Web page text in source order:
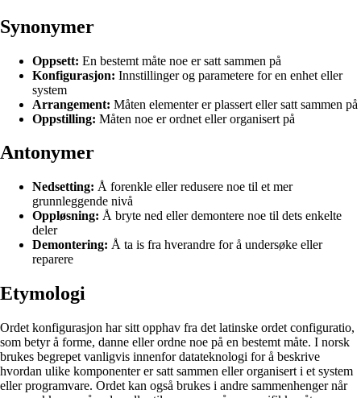
Synonymer
Oppsett: En bestemt måte noe er satt sammen på
Konfigurasjon: Innstillinger og parametere for en enhet eller
system
Arrangement: Måten elementer er plassert eller satt sammen på
Oppstilling: Måten noe er ordnet eller organisert på
Antonymer
Nedsetting: Å forenkle eller redusere noe til et mer
grunnleggende nivå
Oppløsning: Å bryte ned eller demontere noe til dets enkelte
deler
Demontering: Å ta is fra hverandre for å undersøke eller
reparere
Etymologi
Ordet konfigurasjon har sitt opphav fra det latinske ordet configuratio,
som betyr å forme, danne eller ordne noe på en bestemt måte. I norsk
brukes begrepet vanligvis innenfor datateknologi for å beskrive
hvordan ulike komponenter er satt sammen eller organisert i et system
eller programvare. Ordet kan også brukes i andre sammenhenger når